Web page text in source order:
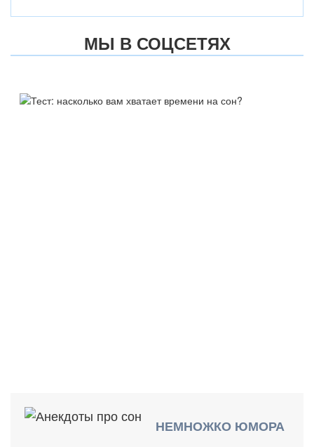
МЫ В СОЦСЕТЯХ
НЕМНОЖКО ЮМОРА